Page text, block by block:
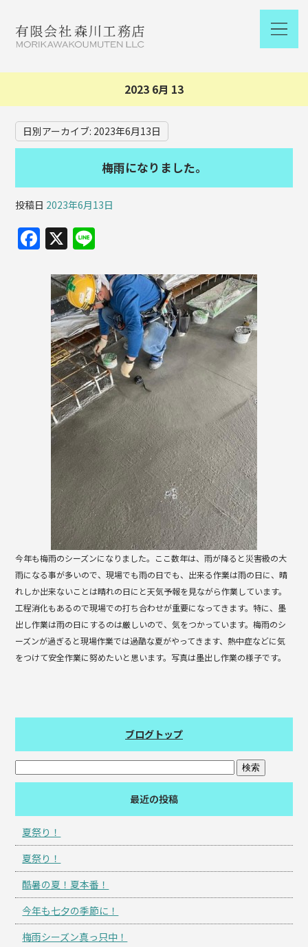
2023 6月 13
日別アーカイブ: 2023年6月13日
梅雨になりました。
投稿日 2023年6月13日
F
a
c
e
b
o
o
k
X
e
今年も梅雨のシーズンになりました。ここ数年は、雨が降ると災害級の大
雨になる事が多いので、現場でも雨の日でも、出来る作業は雨の日に、晴
れしか出来ないことは晴れの日にと天気予報を見ながら作業しています。
工程消化もあるので現場での打ち合わせが重要になってきます。特に、墨
出し作業は雨の日にするのは厳しいので、気をつかっています。梅雨のシ
ーズンが過ぎると現場作業では過酷な夏がやってきます、熱中症などに気
をつけて安全作業に努めたいと思います。写真は墨出し作業の様子です。
ブログトップ
最近の投稿
夏祭り！
夏祭り！
酷暑の夏！夏本番！
今年も七夕の季節に！
梅雨シーズン真っ只中！